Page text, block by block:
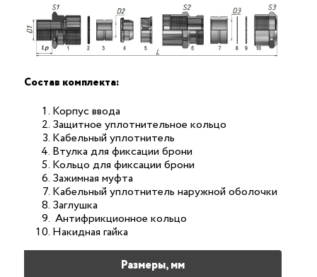
Состав комплекта:
Корпус ввода
Защитное уплотнительное кольцо
Кабельный уплотнитель
Втулка для фиксации брони
Кольцо для фиксации брони
Зажимная муфта
Кабельный уплотнитель наружной оболочки
Заглушка
Антифрикционное кольцо
Накидная гайка
Размеры, мм